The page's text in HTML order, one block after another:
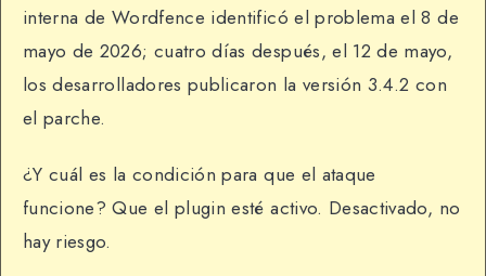
interna de Wordfence identificó el problema el 8 de
mayo de 2026; cuatro días después, el 12 de mayo,
los desarrolladores publicaron la versión 3.4.2 con
el parche.
¿Y cuál es la condición para que el ataque
funcione? Que el plugin esté activo. Desactivado, no
hay riesgo.